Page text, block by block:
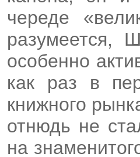
череде
разумеется,
особенно
как раз в
книжного
отнюдь не
на